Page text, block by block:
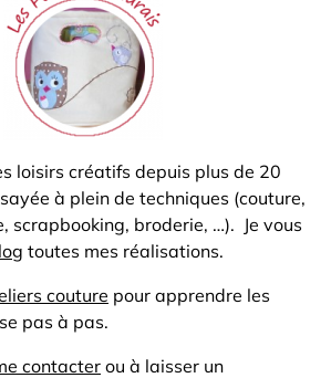
loisirs créatifs depuis plus de 20
à plein de techniques (couture,
scrapbooking, broderie, …). Je vous
toutes mes réalisations.
couture pour apprendre les
pas à pas.
contacter ou à laisser un